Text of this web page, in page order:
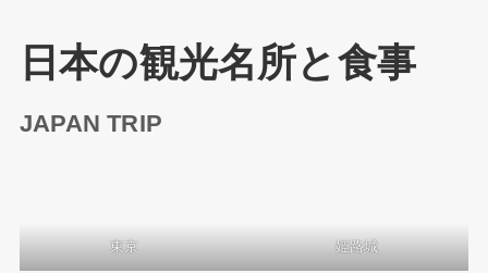
日本の観光名所と食事
JAPAN TRIP
東京 姫路城